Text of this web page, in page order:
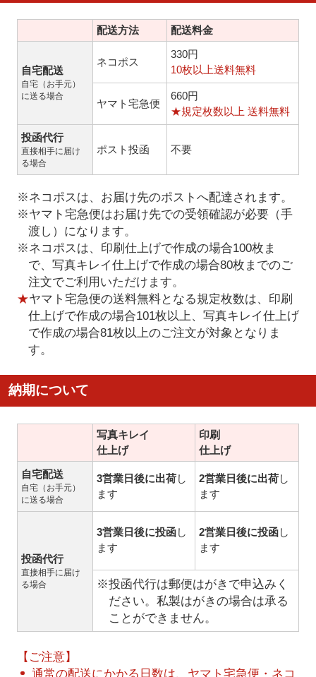
配送方法 配送料金
自宅配送
自宅（お手元）
に送る場合
ネコポス
330円
10枚以上送料無料
ヤマト宅急便
660円
★規定枚数以上 送料無料
投函代行
直接相手に届け
る場合
ポスト投函 不要
※ネコポスは、お届け先のポストへ配達されます。
※ヤマト宅急便はお届け先での受領確認が必要（手
渡し）になります。
※ネコポスは、印刷仕上げで作成の場合100枚ま
で、写真キレイ仕上げで作成の場合80枚までのご
注文でご利用いただけます。
★ヤマト宅急便の送料無料となる規定枚数は、印刷
仕上げで作成の場合101枚以上、写真キレイ仕上げ
で作成の場合81枚以上のご注文が対象となりま
す。
納期について
写真キレイ
仕上げ
印刷
仕上げ
自宅配送
自宅（お手元）
に送る場合
3営業日後に出荷し
ます
2営業日後に出荷し
ます
投函代行
直接相手に届け
る場合
3営業日後に投函し
ます
2営業日後に投函し
ます
※投函代行は郵便はがきで申込みく
ださい。私製はがきの場合は承る
ことができません。
【ご注意】
通常の配送にかかる日数は、ヤマト宅急便・ネコ